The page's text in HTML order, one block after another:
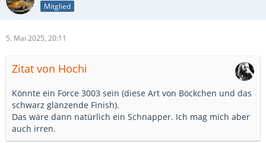
Mitglied
5. Mai 2025, 20:11
Zitat von Hochi
Könnte ein Force 3003 sein (diese Art von Böckchen und das
schwarz glänzende Finish).
Das wäre dann natürlich ein Schnapper. Ich mag mich aber
auch irren.